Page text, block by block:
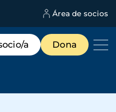
Área de socios
a Dona